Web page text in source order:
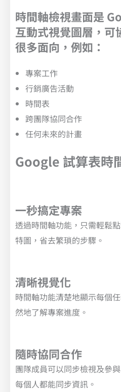
時間軸檢視畫面是
互動式視覺圖層，可
很多面向，例如：
專案工作
行銷廣告活動
時間表
跨團隊協同合作
任何未來的計畫
Google 試算表時
一秒搞定專案
透過時間軸功能，只需輕鬆
特圖，省去繁瑣的步驟。
清晰視覺化
時間軸功能清楚地顯示每個
然地了解專案進度。
隨時協同合作
團隊成員可以同步檢視及參
每個人都能同步資訊。